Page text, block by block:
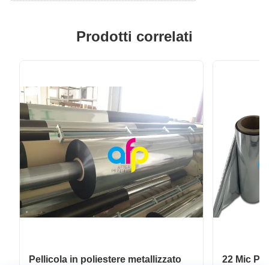
Prodotti correlati
Pellicola in poliestere metallizzato
22 Mic